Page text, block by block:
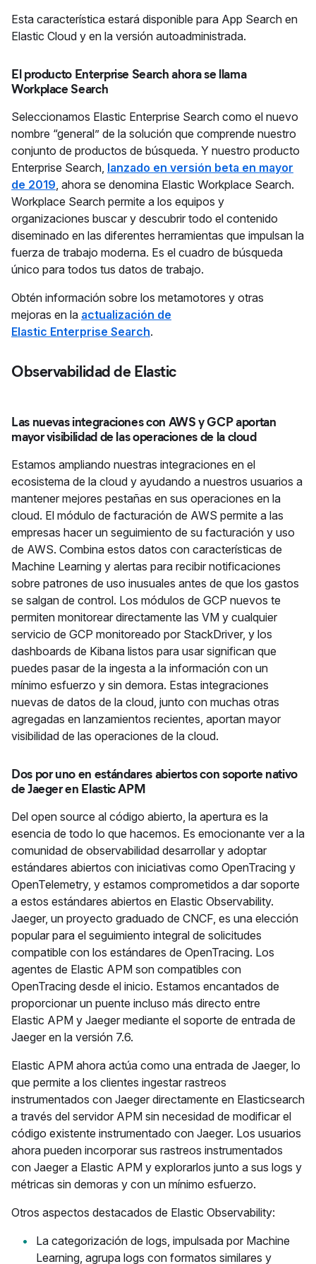
Esta característica estará disponible para App Search en
Elastic Cloud y en la versión autoadministrada.
El producto Enterprise Search ahora se llama
Workplace Search
Seleccionamos Elastic Enterprise Search como el nuevo
nombre “general” de la solución que comprende nuestro
conjunto de productos de búsqueda. Y nuestro producto
Enterprise Search, lanzado en versión beta en mayor
de 2019 , ahora se denomina Elastic Workplace Search.
Workplace Search permite a los equipos y
organizaciones buscar y descubrir todo el contenido
diseminado en las diferentes herramientas que impulsan la
fuerza de trabajo moderna. Es el cuadro de búsqueda
único para todos tus datos de trabajo.
Obtén información sobre los metamotores y otras
mejoras en la actualización de
Elastic Enterprise Search.
Observabilidad de Elastic
Las nuevas integraciones con AWS y GCP aportan
mayor visibilidad de las operaciones de la cloud
Estamos ampliando nuestras integraciones en el
ecosistema de la cloud y ayudando a nuestros usuarios a
mantener mejores pestañas en sus operaciones en la
cloud. El módulo de facturación de AWS permite a las
empresas hacer un seguimiento de su facturación y uso
de AWS. Combina estos datos con características de
Machine Learning y alertas para recibir notificaciones
sobre patrones de uso inusuales antes de que los gastos
se salgan de control. Los módulos de GCP nuevos te
permiten monitorear directamente las VM y cualquier
servicio de GCP monitoreado por StackDriver, y los
dashboards de Kibana listos para usar significan que
puedes pasar de la ingesta a la información con un
mínimo esfuerzo y sin demora. Estas integraciones
nuevas de datos de la cloud, junto con muchas otras
agregadas en lanzamientos recientes, aportan mayor
visibilidad de las operaciones de la cloud.
Dos por uno en estándares abiertos con soporte nativo
de Jaeger en Elastic APM
Del open source al código abierto, la apertura es la
esencia de todo lo que hacemos. Es emocionante ver a la
comunidad de observabilidad desarrollar y adoptar
estándares abiertos con iniciativas como OpenTracing y
OpenTelemetry, y estamos comprometidos a dar soporte
a estos estándares abiertos en Elastic Observability.
Jaeger, un proyecto graduado de CNCF, es una elección
popular para el seguimiento integral de solicitudes
compatible con los estándares de OpenTracing. Los
agentes de Elastic APM son compatibles con
OpenTracing desde el inicio. Estamos encantados de
proporcionar un puente incluso más directo entre
Elastic APM y Jaeger mediante el soporte de entrada de
Jaeger en la versión 7.6.
Elastic APM ahora actúa como una entrada de Jaeger, lo
que permite a los clientes ingestar rastreos
instrumentados con Jaeger directamente en Elasticsearch
a través del servidor APM sin necesidad de modificar el
código existente instrumentado con Jaeger. Los usuarios
ahora pueden incorporar sus rastreos instrumentados
con Jaeger a Elastic APM y explorarlos junto a sus logs y
métricas sin demoras y con un mínimo esfuerzo.
Otros aspectos destacados de Elastic Observability:
La categorización de logs, impulsada por Machine
Learning, agrupa logs con formatos similares y